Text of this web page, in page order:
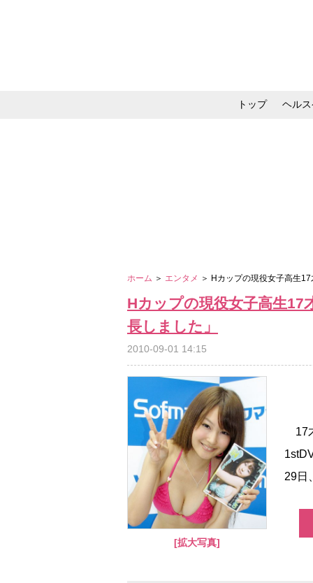
トップ ヘル
ホーム ＞ エンタメ ＞ Hカップの現役女子高生
Hカップの現役女子高生17
長しました」
2010-09-01 14:15
[拡大写真]
17
29日